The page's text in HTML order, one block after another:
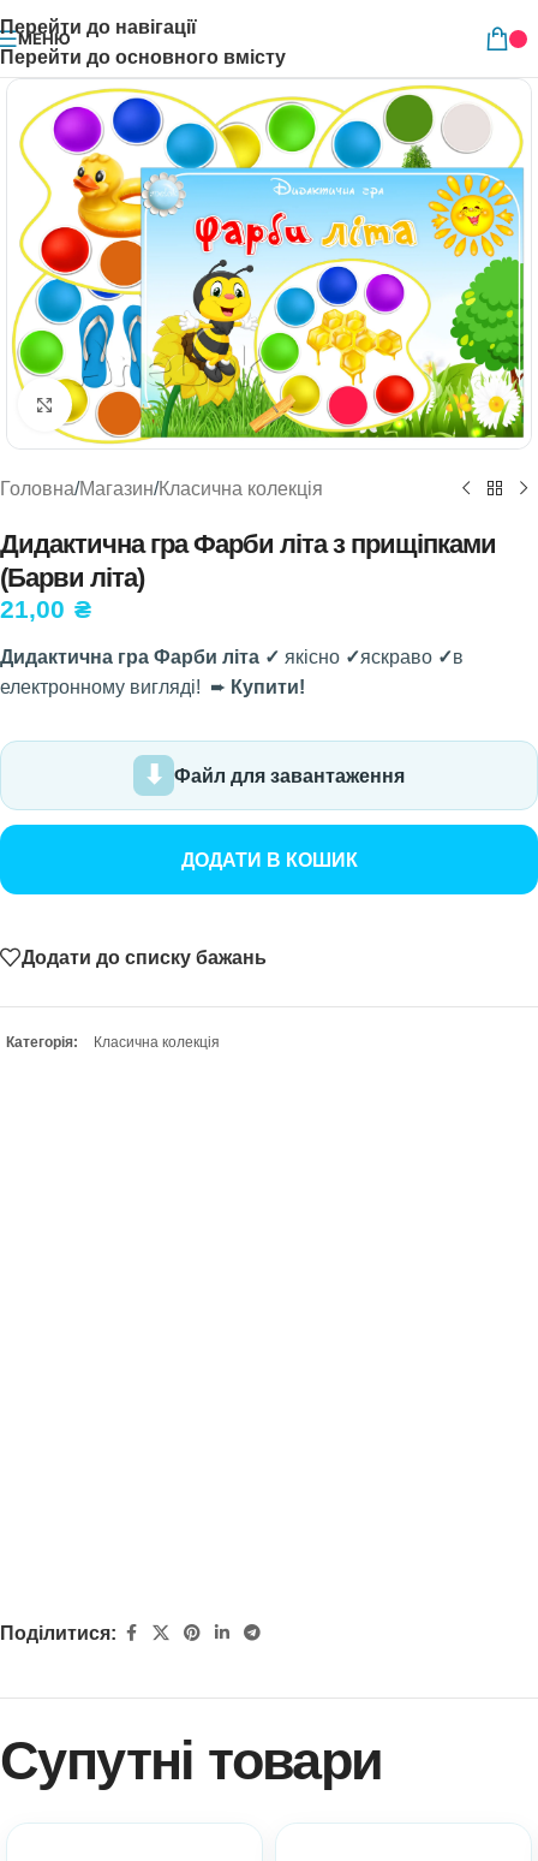
Перейти до навігації
Перейти до основного вмісту
МЕНЮ
Натисніть, щоб збільшити
Головна/Магазин/Класична колекція
Дидактична гра Фарби літа з прищіпками
(Барви літа)
21,00 ₴
Дидактична гра Фарби літа ✓ якісно ✓яскраво ✓в
електронному вигляді! ➨ Купити!
Файл для завантаження
ДОДАТИ В КОШИК
Додати до списку бажань
Категорія: Класична колекція
Поділитися:
Супутні товари